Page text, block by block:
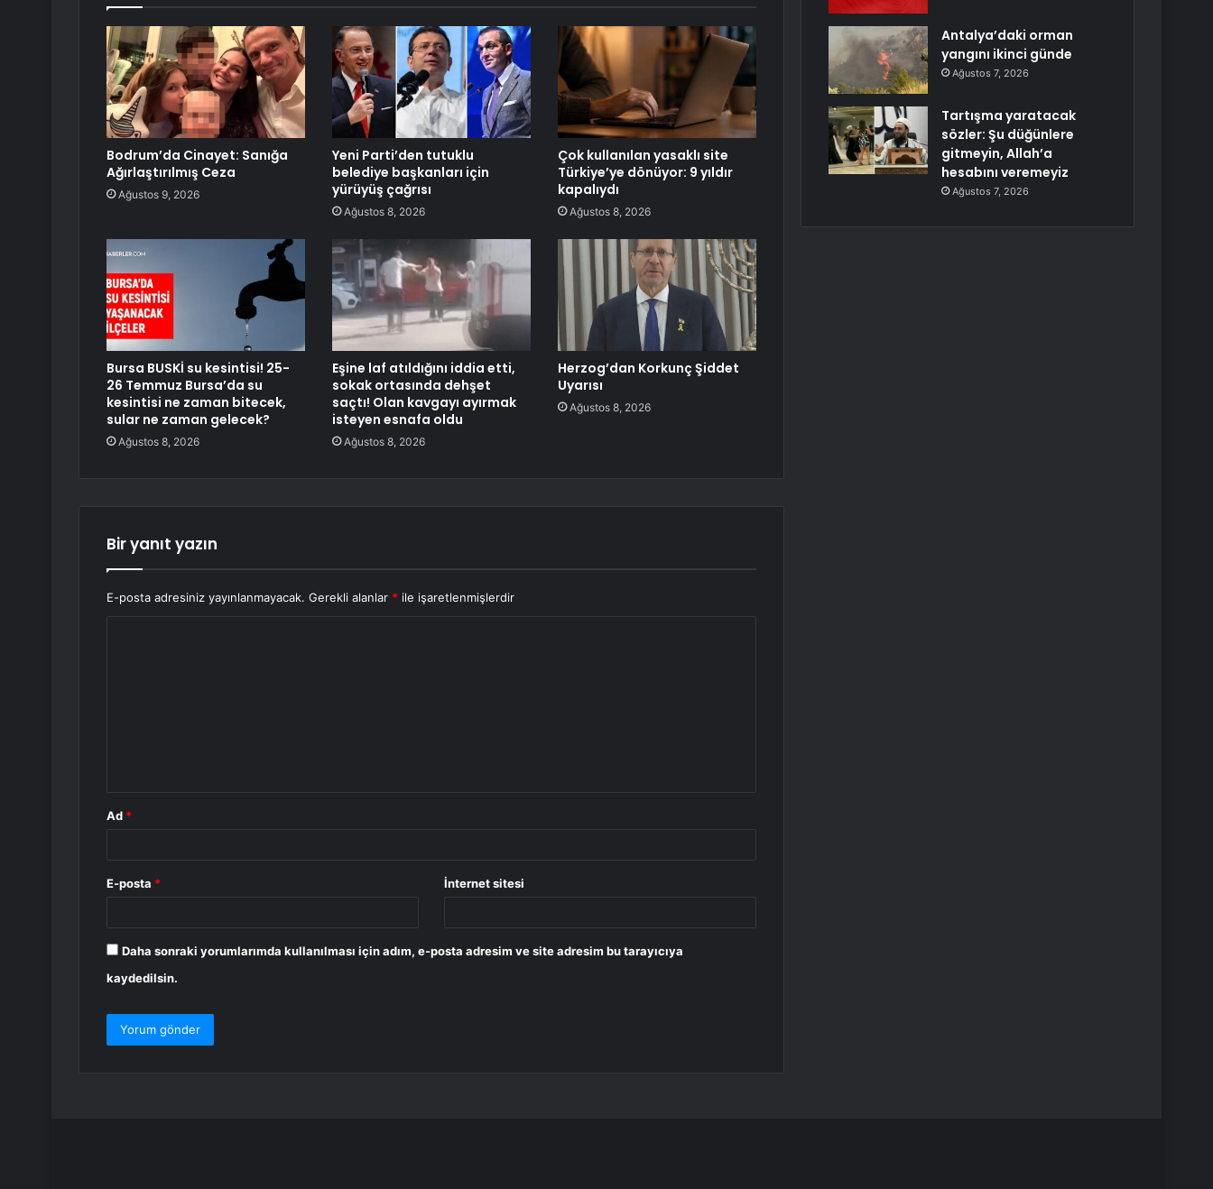
Bodrum’da Cinayet: Sanığa
Ağırlaştırılmış Ceza
Ağustos 9, 2026
Yeni Parti’den tutuklu
belediye başkanları için
yürüyüş çağrısı
Ağustos 8, 2026
Çok kullanılan yasaklı site
Türkiye’ye dönüyor: 9 yıldır
kapalıydı
Ağustos 8, 2026
Bursa BUSKİ su kesintisi! 25-
26 Temmuz Bursa’da su
kesintisi ne zaman bitecek,
sular ne zaman gelecek?
Ağustos 8, 2026
Eşine laf atıldığını iddia etti,
sokak ortasında dehşet
saçtı! Olan kavgayı ayırmak
isteyen esnafa oldu
Ağustos 8, 2026
Herzog’dan Korkunç Şiddet
Uyarısı
Ağustos 8, 2026
Bir yanıt yazın
E-posta adresiniz yayınlanmayacak. Gerekli alanlar * ile işaretlenmişlerdir
Ad *
E-posta * İnternet sitesi
Daha sonraki yorumlarımda kullanılması için adım, e-posta adresim ve site adresim bu tarayıcıya
kaydedilsin.
Antalya’daki orman
yangını ikinci günde
Ağustos 7, 2026
Tartışma yaratacak
sözler: Şu düğünlere
gitmeyin, Allah’a
hesabını veremeyiz
Ağustos 7, 2026